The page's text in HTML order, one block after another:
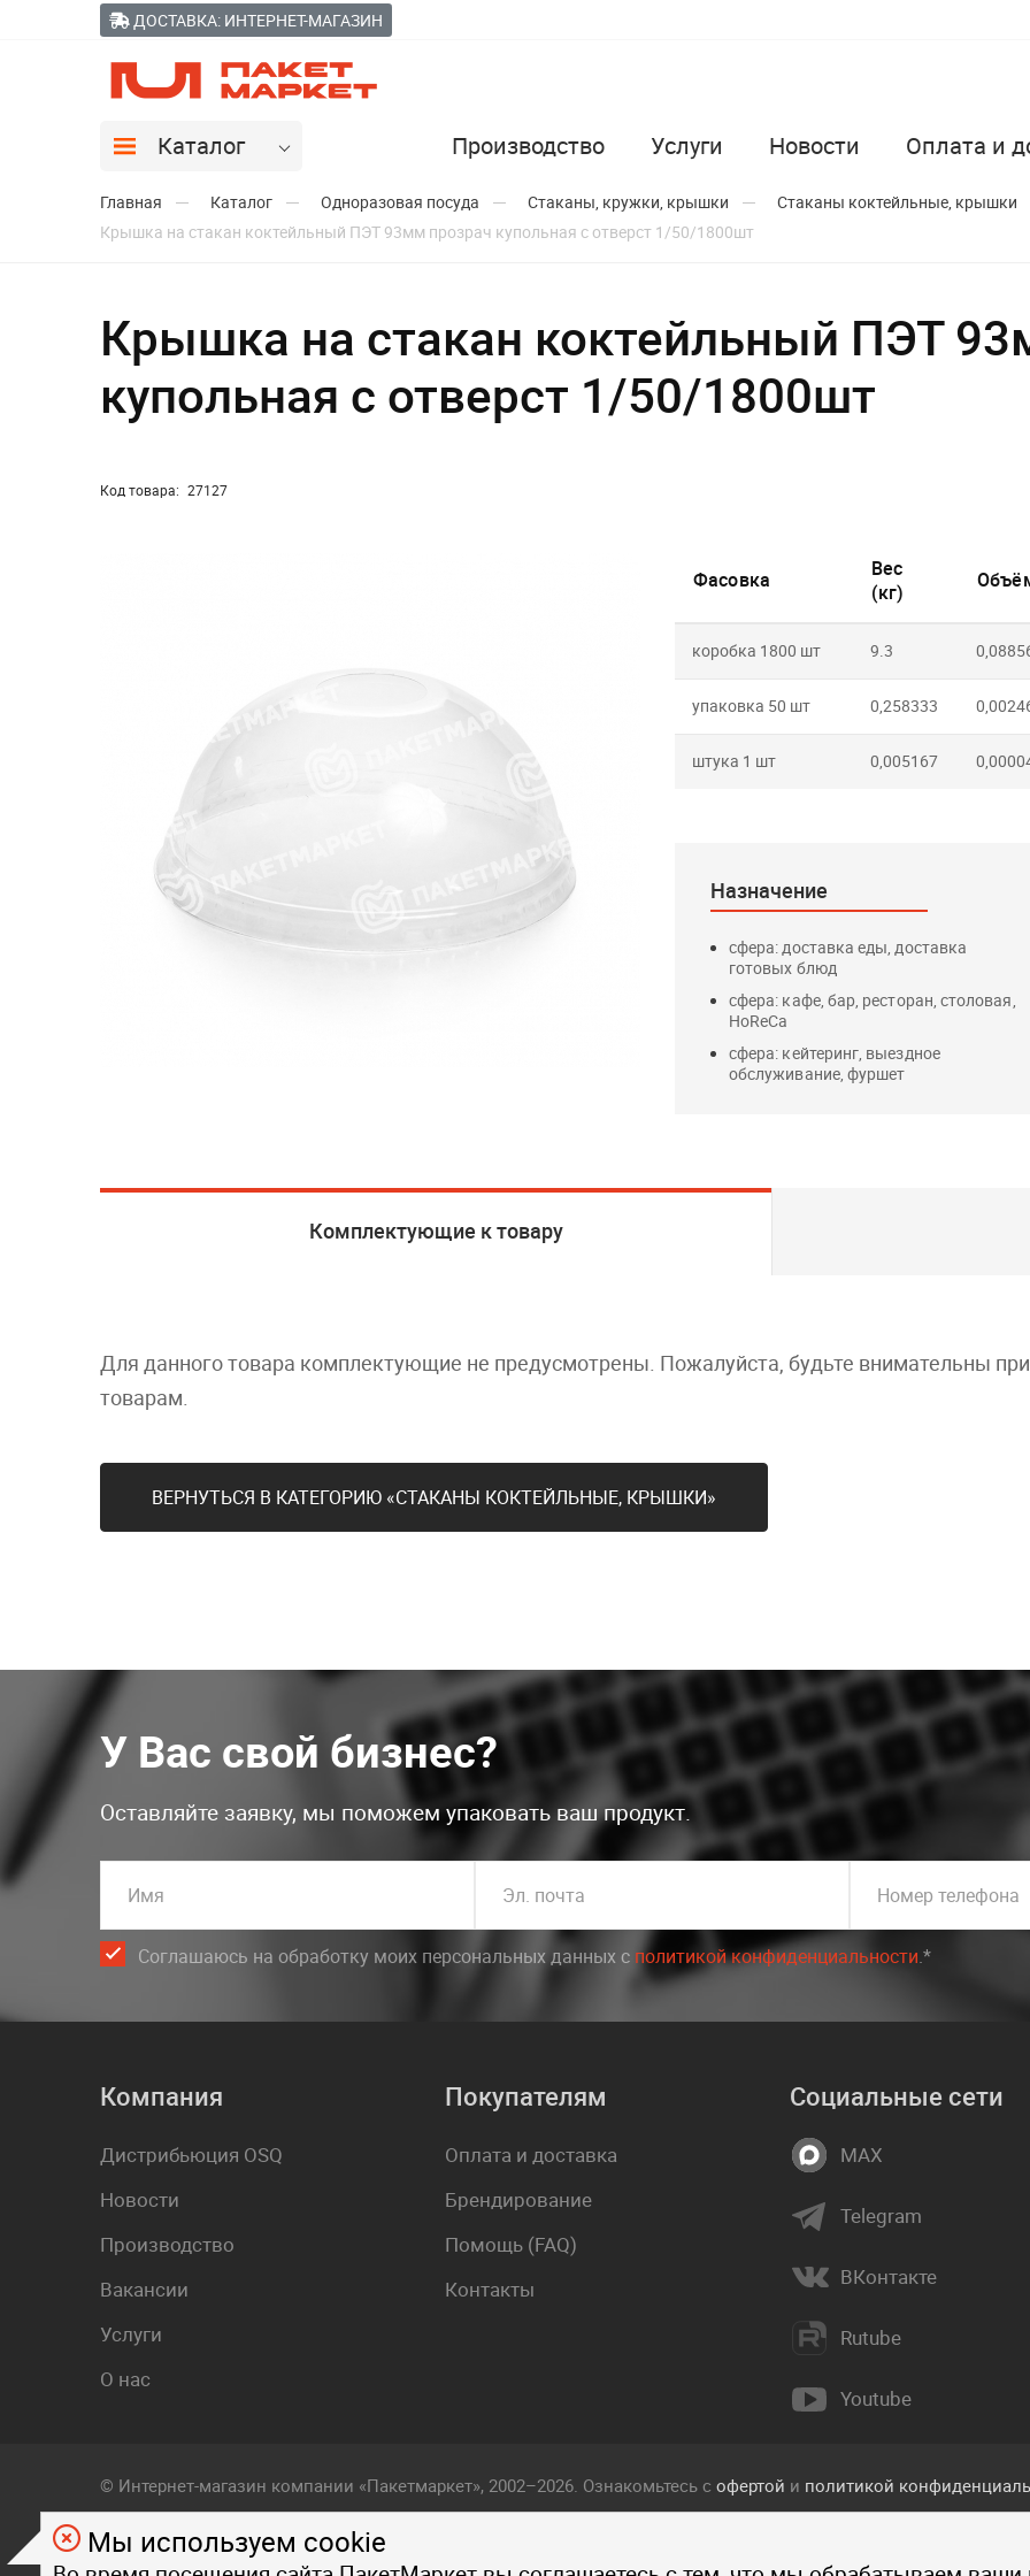
ДОСТАВКА: ИНТЕРНЕТ-МАГАЗИН
Каталог Производство Услуги Новости Оплата и
Главная Каталог Одноразовая посуда Стаканы, кружки, крышки
Стаканы коктейльные, крышки
Крышка на стакан коктейльный ПЭТ 93мм прозрач купольная с отверст 1/50/1800шт
Крышка на стакан коктейльный ПЭТ
купольная с отверст 1/50/1800шт
Код товара: 27127
Фасовка
Вес
(кг)
коробка 1800 шт 9.3
упаковка 50 шт 0,258333
штука 1 шт 0,005167
Назначение
сфера: доставка еды, доставка
готовых блюд
сфера: кафе, бар, ресторан, столовая,
HoReCa
сфера: кейтеринг, выездное
обслуживание, фуршет
Комплектующие к товару
Для данного товара комплектующие не предусмотрены. Пожалуйста, будьте внимательны
товарам.
ВЕРНУТЬСЯ В КАТЕГОРИЮ «СТАКАНЫ КОКТЕЙЛЬНЫЕ, КРЫШКИ»
У Вас свой бизнес?
Оставляйте заявку, мы поможем упаковать ваш продукт.
Имя Эл. почта Номер телефона
Соглашаюсь на обработку моих персональных данных c политикой конфиденциальности.*
Мы используем cookie
Компания
Дистрибьюция OSQ
Новости
Производство
Вакансии
Услуги
О нас
Покупателям
Оплата и доставка
Брендирование
Помощь (FAQ)
Контакты
Социальные сети
MAX
Telegram
ВКонтакте
Rutube
Youtube
© Интернет-магазин компании «Пакетмаркет», 2002–2026. Ознакомьтесь с офертой и политикой
Любой визуальный и фирменный стиль, контент, текст, фотографии, изображения, и другие объекты,